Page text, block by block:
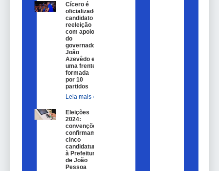
Cícero é
oficializado
candidato a
reeleição
com apoio
do
governador
João
Azevêdo e
uma frente
formada
por 10
partidos
Leia mais »
Eleições
2024:
convenções
confirmam
cinco
candidaturas
à Prefeitura
de João
Pessoa